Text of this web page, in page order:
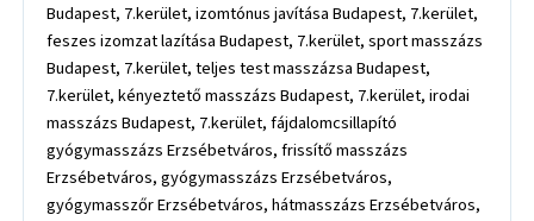
Budapest, 7.kerület, izomtónus javítása Budapest, 7.kerület,
feszes izomzat lazítása Budapest, 7.kerület, sport masszázs
Budapest, 7.kerület, teljes test masszázsa Budapest,
7.kerület, kényeztető masszázs Budapest, 7.kerület, irodai
masszázs Budapest, 7.kerület, fájdalomcsillapító
gyógymasszázs Erzsébetváros, frissítő masszázs
Erzsébetváros, gyógymasszázs Erzsébetváros,
gyógymasszőr Erzsébetváros, hátmasszázs Erzsébetváros,